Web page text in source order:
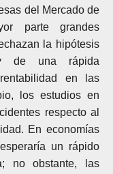
del Mercado de
parte grandes
la hipótesis
de una rápida
en las
los estudios en
respecto al
En economías
un rápido
no obstante, las